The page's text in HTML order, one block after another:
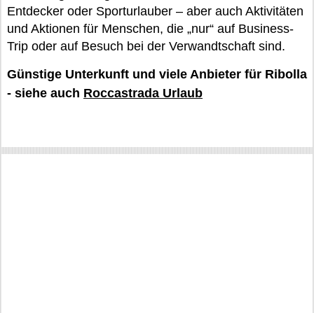
Entdecker oder Sporturlauber – aber auch Aktivitäten
und Aktionen für Menschen, die „nur“ auf Business-
Trip oder auf Besuch bei der Verwandtschaft sind.
Günstige Unterkunft und viele Anbieter für Ribolla
- siehe auch Roccastrada Urlaub